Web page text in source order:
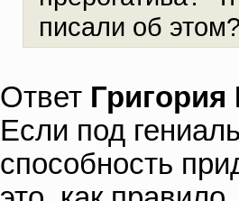
писали об
Ответ
Если под
способность